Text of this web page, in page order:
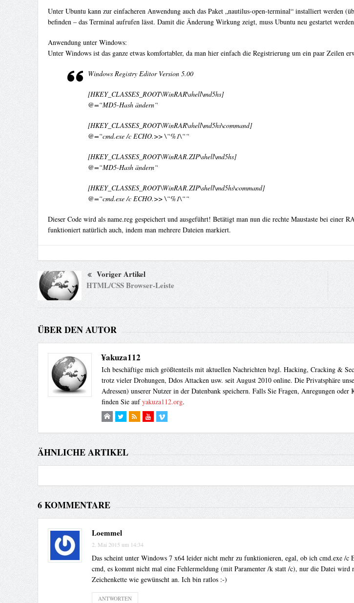
Unter Ubuntu kann zur einfacheren Anwendung auch das Paket „nautilus-open-terminal“ installiert
befinden – das Terminal aufrufen lässt. Damit die Änderung Wirkung zeigt, muss Ubuntu neu gestartet
Anwendung unter Windows:
Unter Windows ist das ganze etwas komfortabler, da man hier einfach die Registrierung um ein paar Zeilen
Windows Registry Editor Version 5.00
[HKEY_CLASSES_ROOT\WinRAR\shell\md5hs]
@=“MD5-Hash ändern“
[HKEY_CLASSES_ROOT\WinRAR\shell\md5hs\command]
@=“cmd.exe /c ECHO.>> \“%1\““
[HKEY_CLASSES_ROOT\WinRAR.ZIP\shell\md5hs]
@=“MD5-Hash ändern“
[HKEY_CLASSES_ROOT\WinRAR.ZIP\shell\md5hs\command]
@=“cmd.exe /c ECHO.>> \“%1\““
Dieser Code wird als name.reg gespeichert und ausgeführt! Betätigt man nun die rechte Maustaste bei einer
funktioniert natürlich auch, indem man mehrere Dateien markiert.
Voriger Artikel
HTML/CSS Browser-Leiste
ÜBER DEN AUTOR
¥akuza112
Ich beschäftige mich größtenteils mit aktuellen Nachrichten bzgl. Hacking, Cracking &
trotz vieler Drohungen, Ddos Attacken usw. seit August 2010 online. Die Privatsphäre
Adressen) unserer Nutzer in der Datenbank speichern. Falls Sie Fragen, Anregungen
finden Sie aufyakuza112.org.
ÄHNLICHE ARTIKEL
6 KOMMENTARE
Loemmel
2. Mai 2015 um 14:34
Das scheint unter Windows 7 x64 leider nicht mehr zu funktionieren, egal, ob ich cmd.exe /
cmd, es kommt nicht mal eine Fehlermeldung (mit Paramenter /k statt /c), nur die Datei
Zeichenkette wie gewünscht an. Ich bin ratlos :-)
ANTWORTEN